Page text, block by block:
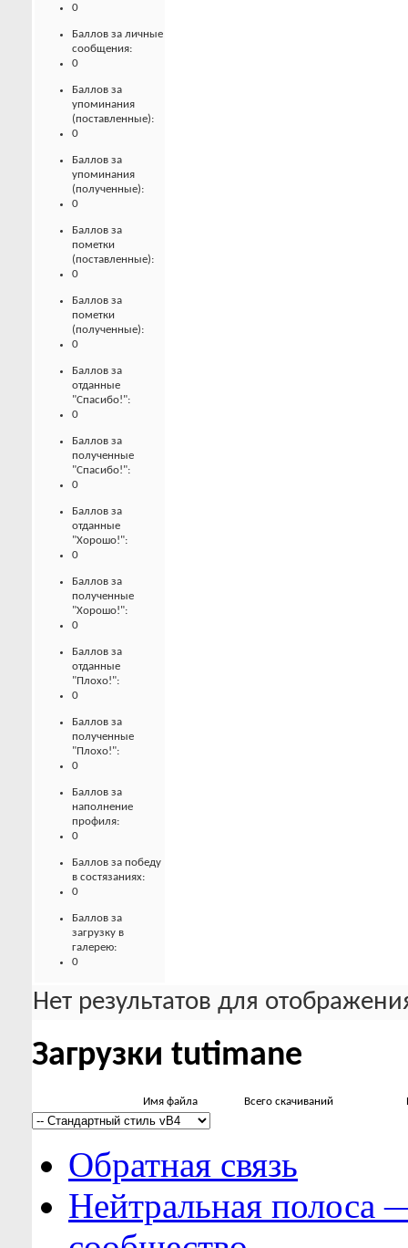
0
Баллов за личные
сообщения:
0
Баллов за
упоминания
(поставленные):
0
Баллов за
упоминания
(полученные):
0
Баллов за
пометки
(поставленные):
0
Баллов за
пометки
(полученные):
0
Баллов за
отданные
"Спасибо!":
0
Баллов за
полученные
"Спасибо!":
0
Баллов за
отданные
"Хорошо!":
0
Баллов за
полученные
"Хорошо!":
0
Баллов за
отданные
"Плохо!":
0
Баллов за
полученные
"Плохо!":
0
Баллов за
наполнение
профиля:
0
Баллов за победу
в состязаниях:
0
Баллов за
загрузку в
галерею:
0
Нет результатов для
Загрузки tutimane
Имя файла Всего скачиваний
Обратная связь
Нейтральная полоса